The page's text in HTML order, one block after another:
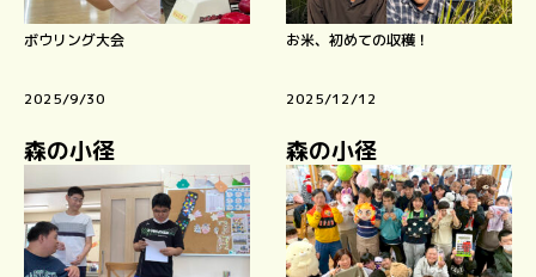
ボウリング大会
2025/9/30
お米、初めての収穫！
2025/12/12
森の小径 森の小径